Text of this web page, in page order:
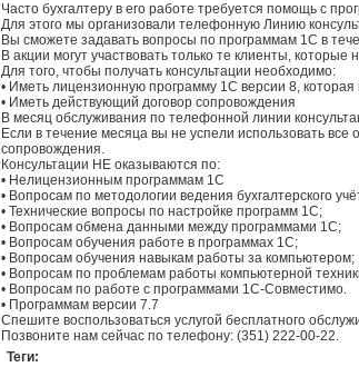
Часто бухгалтеру в его работе требуется помощь с
Для этого мы организовали телефонную Линию
Вы сможете задавать вопросы по программам 1С в
В акции могут участвовать только те клиенты,
Для того, чтобы получать консультации необходимо:
• Иметь лицензионную программу 1С версии 8,
• Иметь действующий договор сопровождения
В месяц обслуживания по телефонной линии
Если в течение месяца вы не успели использовать все
сопровождения.
Консультации НЕ оказываются по:
• Нелицензионным программам 1С
• Вопросам по методологии ведения бухгалтерского
• Технические вопросы по настройке программ 1С;
• Вопросам обмена данными между программами 1С;
• Вопросам обучения работе в программах 1С;
• Вопросам обучения навыкам работы за компьютером;
• Вопросам по проблемам работы компьютерной
• Вопросам по работе с программами 1С-Совместимо.
• Программам версии 7.7
Спешите воспользоваться услугой бесплатного
Позвоните нам сейчас по телефону: (351) 222-00-22.
Теги: